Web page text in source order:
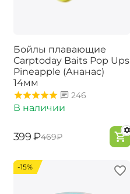
Бойлы плавающие
Carptoday Baits Pop Ups
Pineapple (Ананас)
14мм
246
В наличии
‍399‍ ₽‍469‍₽
-15%